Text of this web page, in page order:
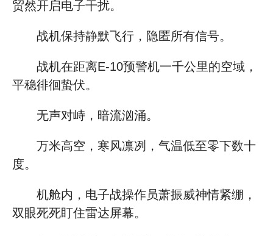
贸然开启电子干扰。
战机保持静默飞行，隐匿所有信号。
战机在距离E-10预警机一千公里的空域，
平稳徘徊蛰伏。
无声对峙，暗流汹涌。
万米高空，寒风凛冽，气温低至零下数十
度。
机舱内，电子战操作员萧振威神情紧绷，
双眼死死盯住雷达屏幕。